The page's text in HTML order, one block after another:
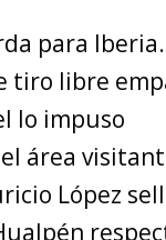
para
tiro libre
lo impuso
área
López